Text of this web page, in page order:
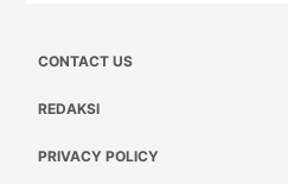
CONTACT US
REDAKSI
PRIVACY POLICY